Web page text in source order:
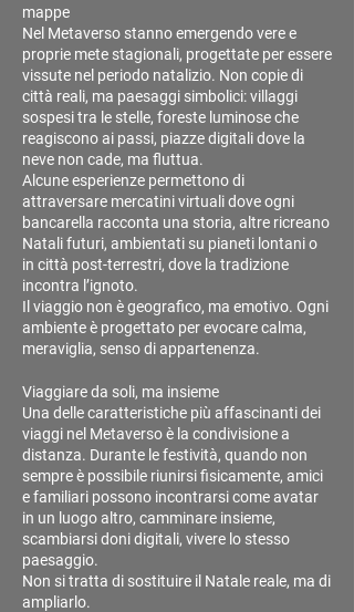
mappe
Nel Metaverso stanno emergendo vere e
proprie mete stagionali, progettate per essere
vissute nel periodo natalizio. Non copie di
città reali, ma paesaggi simbolici: villaggi
sospesi tra le stelle, foreste luminose che
reagiscono ai passi, piazze digitali dove la
neve non cade, ma fluttua.
Alcune esperienze permettono di
attraversare mercatini virtuali dove ogni
bancarella racconta una storia, altre ricreano
Natali futuri, ambientati su pianeti lontani o
in città post-terrestri, dove la tradizione
incontra l’ignoto.
Il viaggio non è geografico, ma emotivo. Ogni
ambiente è progettato per evocare calma,
meraviglia, senso di appartenenza.
Viaggiare da soli, ma insieme
Una delle caratteristiche più affascinanti dei
viaggi nel Metaverso è la condivisione a
distanza. Durante le festività, quando non
sempre è possibile riunirsi fisicamente, amici
e familiari possono incontrarsi come avatar
in un luogo altro, camminare insieme,
scambiarsi doni digitali, vivere lo stesso
paesaggio.
Non si tratta di sostituire il Natale reale, ma di
ampliarlo.